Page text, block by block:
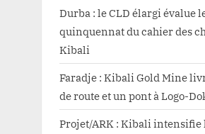
Durba : le CLD élargi évalue
quinquennat du cahier des
Kibali
Faradje : Kibali Gold Mine
de route et un pont à Logo-
Projet/ARK : Kibali intensifie